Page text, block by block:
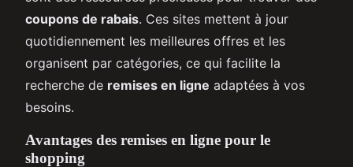
coupons de rabais. Ces sites mettent à jour
quotidiennement les meilleures offres et les
organisent par catégories, ce qui facilite la
recherche de remises en ligne adaptées à vos
besoins.
Avantages des remises en ligne pour le
shopping